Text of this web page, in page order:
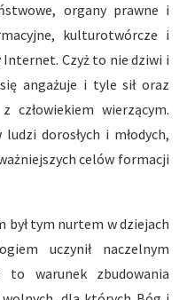
organy prawne i
kulturotwórcze i
Czyż to nie dziwi i
angażuje i tyle sił oraz
człowiekiem wierzącym.
dorosłych i młodych,
celów formacji
był tym nurtem w dziejach
uczynił naczelnym
to warunek zbudowania